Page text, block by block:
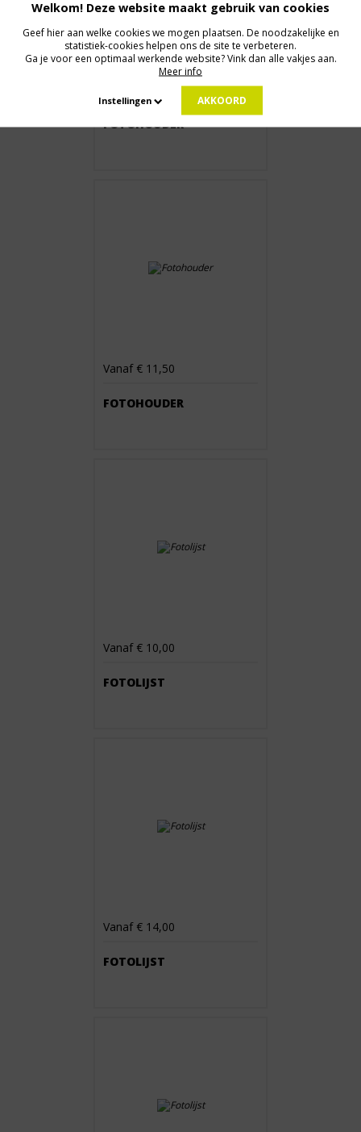
FOTOHOUDER
Vanaf € 11,50
FOTOHOUDER
Vanaf € 10,00
FOTOLIJST
Vanaf € 14,00
FOTOLIJST
Welkom! Deze website maakt gebruik van cookies
Geef hier aan welke cookies we mogen plaatsen. De noodzakelijke en
statistiek-cookies helpen ons de site te verbeteren.
Ga je voor een optimaal werkende website? Vink dan alle vakjes aan.
Meer info
Instellingen AKKOORD